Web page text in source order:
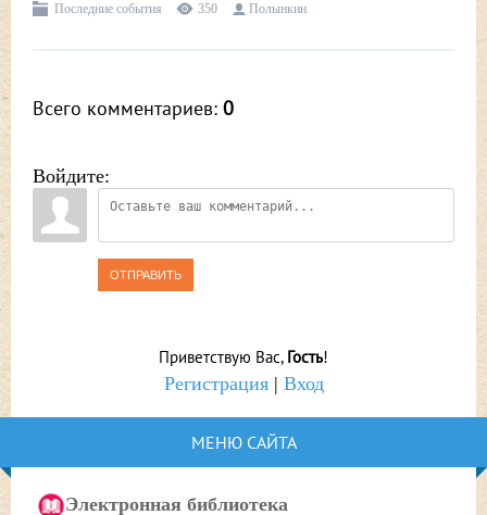
Последние события 350 Полынкин
Всего комментариев: 0
Войдите:
ОТПРАВИТЬ
Приветствую Вас, Гость!
Регистрация| Вход
МЕНЮ САЙТА
Электронная библиотека